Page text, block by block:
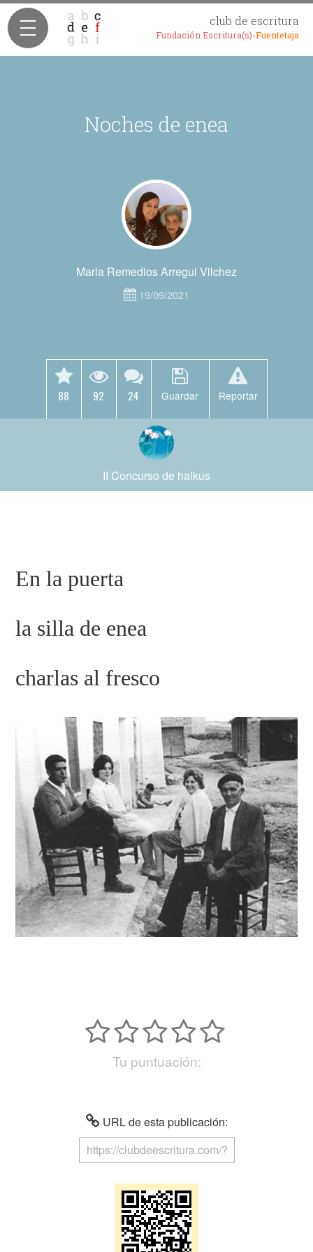
club de escritura
Fundación Escritura(s)-Fuentetaja
Noches de enea
Maria Remedios Arregui Vilchez
19/09/2021
88 92 24 Guardar Reportar
II Concurso de haikus
En la puerta
la silla de enea
charlas al fresco
Tu puntuación:
URL de esta publicación: